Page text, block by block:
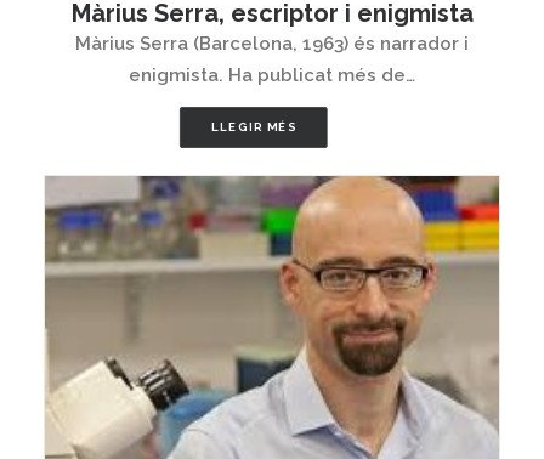
Màrius Serra, escriptor i enigmista
Màrius Serra (Barcelona, ​​1963) és narrador i
enigmista. Ha publicat més de…
LLEGIR MÉS